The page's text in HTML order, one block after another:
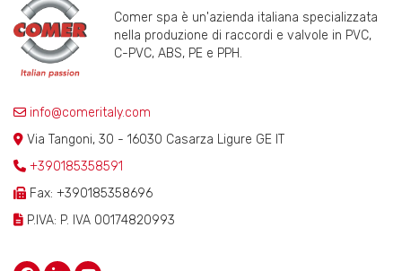
Comer spa è un'azienda italiana specializzata
nella produzione di raccordi e valvole in PVC,
C-PVC, ABS, PE e PPH.
info@comeritaly.com
Via Tangoni, 30 - 16030 Casarza Ligure GE IT
+390185358591
Fax: +390185358696
P.IVA: P. IVA 00174820993